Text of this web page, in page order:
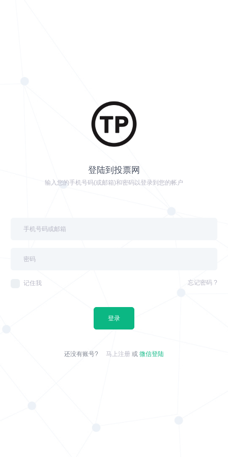
登陆到投票网
输入您的手机号码(或邮箱)和密码以登录到您的帐户
记住我 忘记密码 ?
登录
还没有账号? 马上注册 或 微信登陆